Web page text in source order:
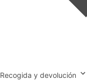
Recogida y devolución